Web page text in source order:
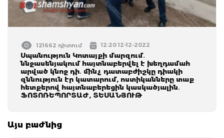
121662 դիտում 12:20 12-12-2022
Սպանություն Կոտայքի մարզում․
ննջասենյակում հայտնաբերվել է խեղդամահ
արված կնոջ դի․ մինչ դատաբժիշկը դիակի
զննություն էր կատարում, ոստիկանները տաք
հետքերով հայտնաբերեցին կասկածյալին․
ՖՈՏՈՌԵՊՈՐՏԱԺ, ՏԵՍԱՆՅՈՒԹ
Այս բաժնից